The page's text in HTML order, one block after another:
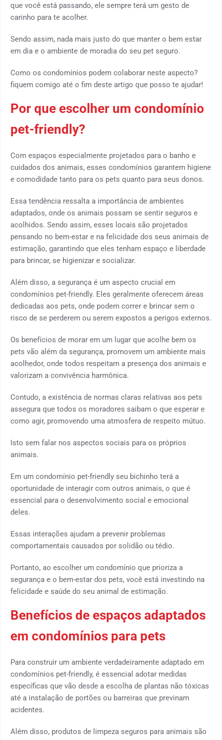
que você está passando, ele sempre terá um gesto de
carinho para te acolher.
Sendo assim, nada mais justo do que manter o bem estar
em dia e o ambiente de moradia do seu pet seguro.
Como os condomínios podem colaborar neste aspecto?
fiquem comigo até o fim deste artigo que posso te ajudar!
Por que escolher um condomínio
pet-friendly?
Com espaços especialmente projetados para o banho e
cuidados dos animais, esses condomínios garantem higiene
e comodidade tanto para os pets quanto para seus donos.
Essa tendência ressalta a importância de ambientes
adaptados, onde os animais possam se sentir seguros e
acolhidos. Sendo assim, esses locais são projetados
pensando no bem-estar e na felicidade dos seus animais de
estimação, garantindo que eles tenham espaço e liberdade
para brincar, se higienizar e socializar.
Além disso, a segurança é um aspecto crucial em
condomínios pet-friendly. Eles geralmente oferecem áreas
dedicadas aos pets, onde podem correr e brincar sem o
risco de se perderem ou serem expostos a perigos externos.
Os benefícios de morar em um lugar que acolhe bem os
pets vão além da segurança, promovem um ambiente mais
acolhedor, onde todos respeitam a presença dos animais e
valorizam a convivência harmônica.
Contudo, a existência de normas claras relativas aos pets
assegura que todos os moradores saibam o que esperar e
como agir, promovendo uma atmosfera de respeito mútuo.
Isto sem falar nos aspectos sociais para os próprios
animais.
Em um condomínio pet-friendly seu bichinho terá a
oportunidade de interagir com outros animais, o que é
essencial para o desenvolvimento social e emocional
deles.
Essas interações ajudam a prevenir problemas
comportamentais causados por solidão ou tédio.
Portanto, ao escolher um condomínio que prioriza a
segurança e o bem-estar dos pets, você está investindo na
felicidade e saúde do seu animal de estimação.
Benefícios de espaços adaptados
em condomínios para pets
Para construir um ambiente verdadeiramente adaptado em
condomínios pet-friendly, é essencial adotar medidas
específicas que vão desde a escolha de plantas não tóxicas
até a instalação de portões ou barreiras que previnam
acidentes.
Além disso, produtos de limpeza seguros para animais são